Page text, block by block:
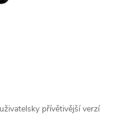
přívětivější verzí